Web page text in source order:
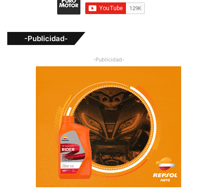
-Publicidad-
-Publicidad-